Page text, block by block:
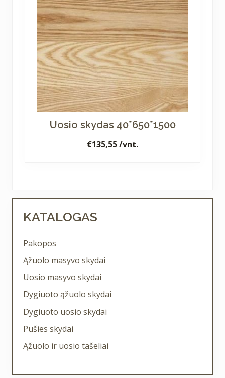
Uosio skydas 40*650*1500
€135,55/vnt.
Sidebar
KATALOGAS
Pakopos
Ąžuolo masyvo skydai
Uosio masyvo skydai
Dygiuoto ąžuolo skydai
Dygiuoto uosio skydai
Pušies skydai
Ąžuolo ir uosio tašeliai